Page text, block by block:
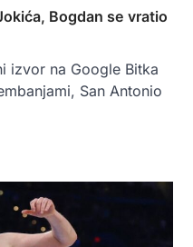
Bogdan se vratio
izvor na Google Bitka
San Antonio